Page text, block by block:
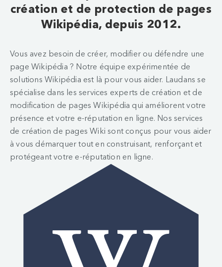
création et de protection de pages
Wikipédia, depuis 2012.
Vous avez besoin de créer, modifier ou défendre une
page Wikipédia ? Notre équipe expérimentée de
solutions Wikipédia est là pour vous aider. Laudans se
spécialise dans les services experts de création et de
modification de pages Wikipédia qui améliorent votre
présence et votre e-réputation en ligne. Nos services
de création de pages Wiki sont conçus pour vous aider
à vous démarquer tout en construisant, renforçant et
protégeant votre e-réputation en ligne.